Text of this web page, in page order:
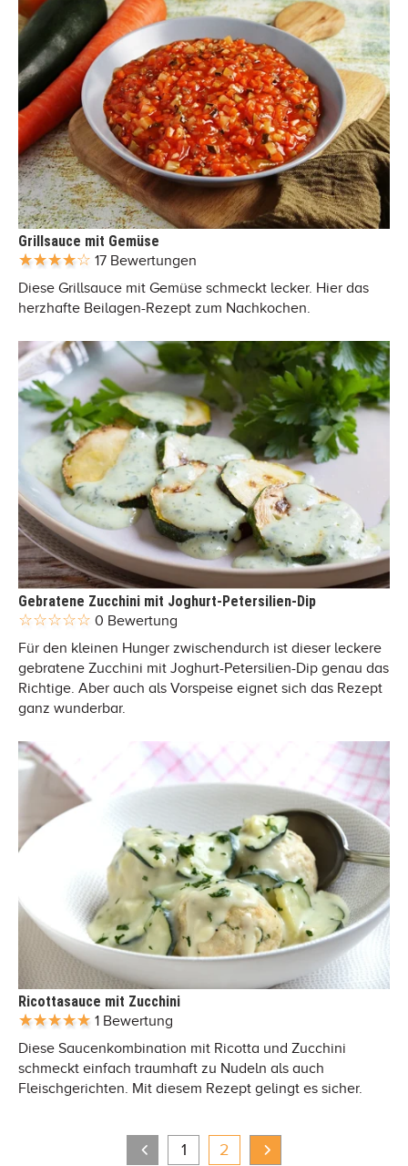
Grillsauce mit Gemüse
17 Bewertungen
Diese Grillsauce mit Gemüse schmeckt lecker. Hier das
herzhafte Beilagen-Rezept zum Nachkochen.
Gebratene Zucchini mit Joghurt-Petersilien-Dip
0 Bewertung
Für den kleinen Hunger zwischendurch ist dieser leckere
gebratene Zucchini mit Joghurt-Petersilien-Dip genau das
Richtige. Aber auch als Vorspeise eignet sich das Rezept
ganz wunderbar.
Ricottasauce mit Zucchini
1 Bewertung
Diese Saucenkombination mit Ricotta und Zucchini
schmeckt einfach traumhaft zu Nudeln als auch
Fleischgerichten. Mit diesem Rezept gelingt es sicher.
1 2